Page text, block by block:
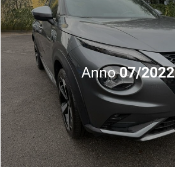
Anno07/2022